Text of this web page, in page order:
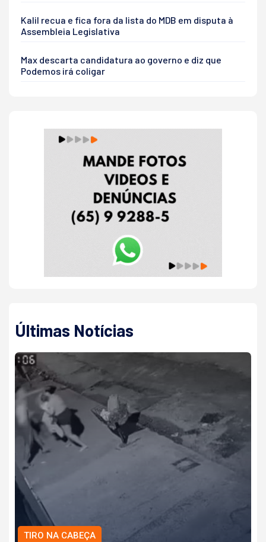
Kalil recua e fica fora da lista do MDB em disputa à
Assembleia Legislativa
Max descarta candidatura ao governo e diz que
Podemos irá coligar
Últimas Notícias
TIRO NA CABEÇA